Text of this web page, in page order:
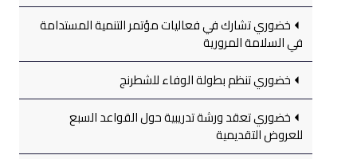
خضوري تشارك في فعاليات مؤتمر التنمية المستدامة
في السلامة المرورية
خضوري تنظم بطولة الوفاء للشطرنج
خضوري تعقد ورشة تدريبية حول القواعد السبع
للعروض التقديمية